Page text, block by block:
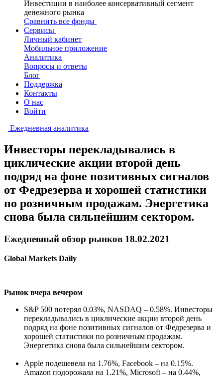
Инвестиции в наиболее консервативный сегмент
денежного рынка
Сравнить все фонды
Сервисы
Личный кабинет
Мобильное приложение
Аналитика
Вопросы и ответы
Блог
Поддержка
Контакты
О нас
Войти
Ежедневная аналитика
Инвесторы перекладывались в
циклические акции второй день
подряд на фоне позитивных сигналов
от Федрезерва и хорошей статистики
по розничным продажам. Энергетика
снова была сильнейшим сектором.
Ежедневный обзор рынков 18.02.2021
Global Markets Daily
Рынок вчера вечером
S&P 500 потерял 0.03%, NASDAQ – 0.58%. Инвесторы
перекладывались в циклические акции второй день
подряд на фоне позитивных сигналов от Федрезерва и
хорошей статистики по розничным продажам.
Энергетика снова была сильнейшим сектором.
Apple подешевела на 1.76%, Facebook – на 0.15%.
Amazon подорожала на 1.21%, Microsoft – на 0.44%,